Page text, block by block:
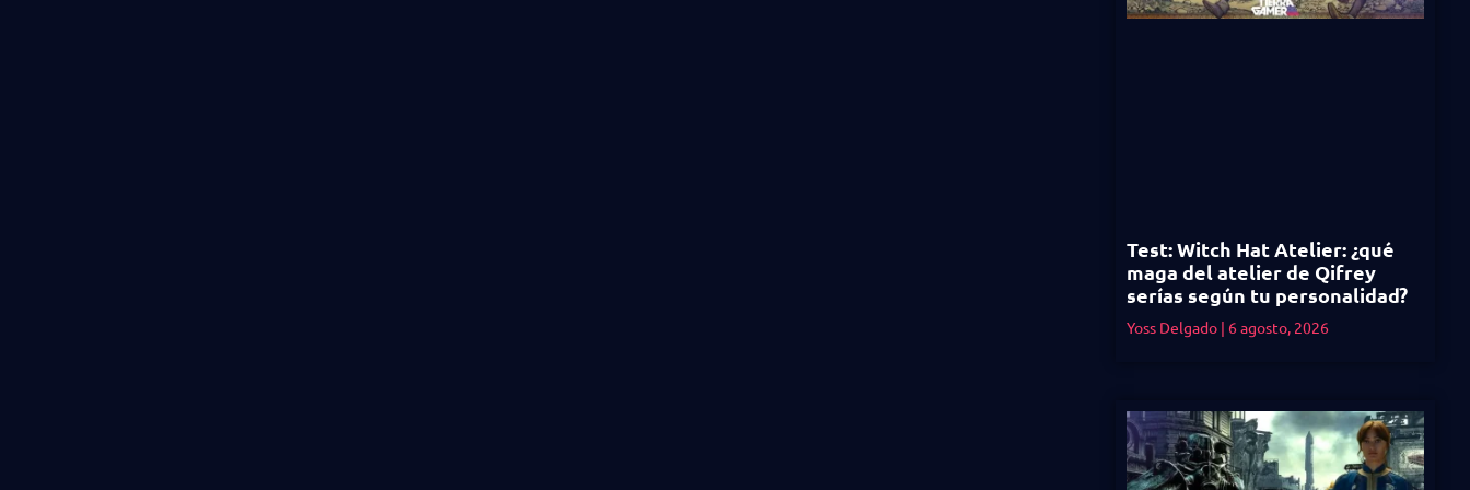
Test: Witch Hat Atelier: ¿qué
maga del atelier de Qifrey
serías según tu personalidad?
Yoss Delgado 6 agosto, 2026